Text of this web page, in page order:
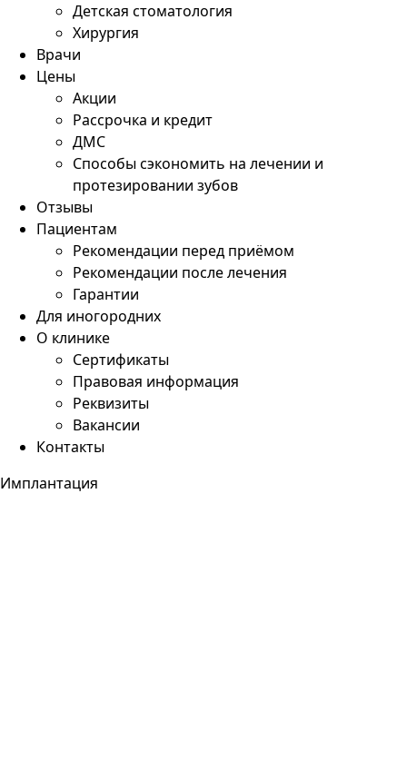
Детская стоматология
Хирургия
Врачи
Цены
Акции
Рассрочка и кредит
ДМС
Способы сэкономить на лечении и
протезировании зубов
Отзывы
Пациентам
Рекомендации перед приёмом
Рекомендации после лечения
Гарантии
Для иногородних
О клинике
Сертификаты
Правовая информация
Реквизиты
Вакансии
Контакты
Имплантация